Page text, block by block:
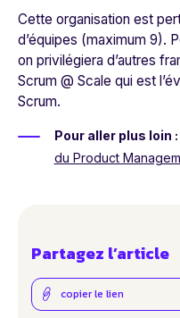
Cette organisation est
d’équipes (maximum 9).
on privilégiera d’autres
Scrum @ Scale qui est
Scrum.
Pour aller plus loin :
du Product
Partagez l’article
copier le lien